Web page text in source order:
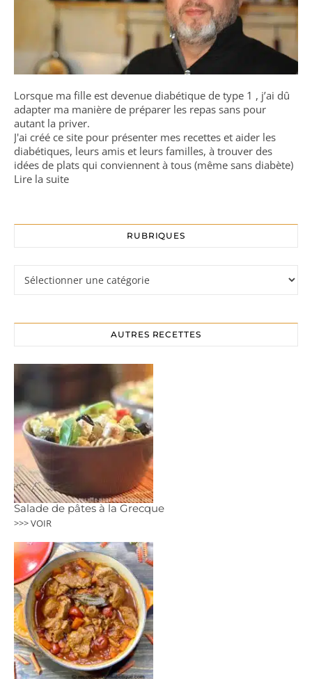
Lorsque ma fille est devenue diabétique de type 1 , j’ai dû
adapter ma manière de préparer les repas sans pour
autant la priver.
J'ai créé ce site pour présenter mes recettes et aider les
diabétiques, leurs amis et leurs familles, à trouver des
idées de plats qui conviennent à tous (même sans diabète)
Lire la suite
RUBRIQUES
AUTRES RECETTES
Salade de pâtes à la Grecque
>>> VOIR